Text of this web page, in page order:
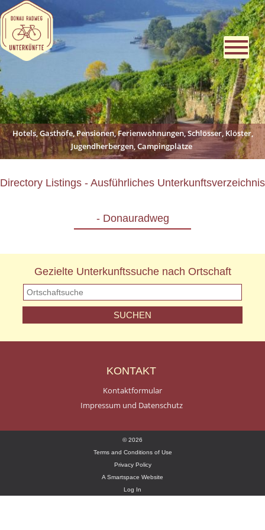
Hotels, Gasthöfe, Pensionen, Ferienwohnungen, Schlösser, Klöster,
Jugendherbergen, Campingplätze
Directory Listings - Ausführliches Unterkunftsverzeichnis
- Donauradweg
Gezielte Unterkunftssuche nach Ortschaft
KONTAKT
Kontaktformular
Impressum und Datenschutz
© 2026
Terms and Conditions of Use
Privacy Policy
A Smartspace Website
Log In